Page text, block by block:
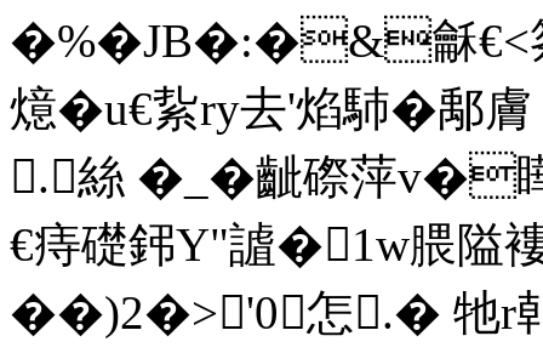
�%�JB�:�&龢€<
燱�u€紥ry去'焰馷�
.絲 �_�齜磜萍
€痔礎鈟Y"謯�1w腲隘
��)2�>'0怎.� 牠r